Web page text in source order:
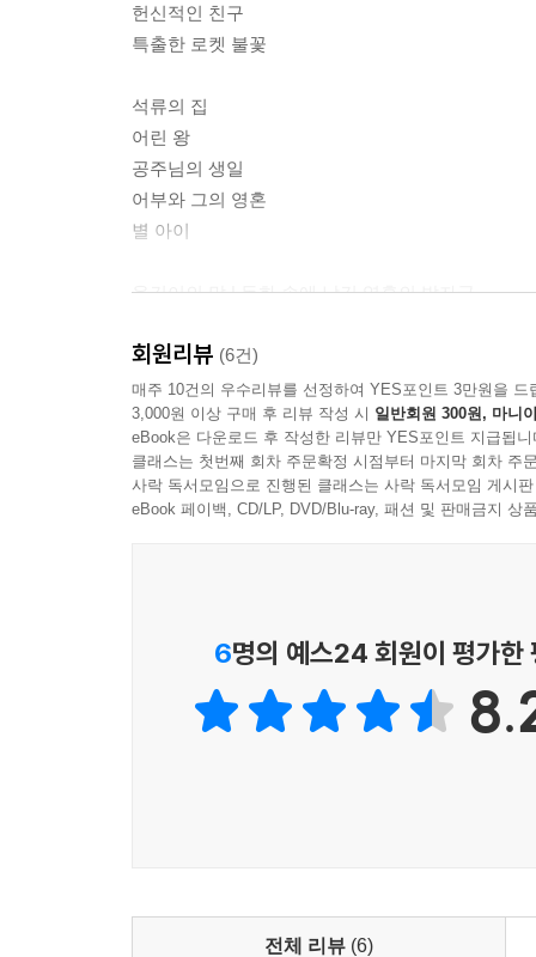
헌신적인 친구
특출한 로켓 불꽃
석류의 집
어린 왕
공주님의 생일
어부와 그의 영혼
별 아이
옮긴이의 말 | 동화 속에 남긴 영혼의 발자국
출판사 리뷰
화려하고도 고독한 삶을 살다 간 유미주의자 와일
굴곡진 삶 속에서 피어난 그의 동화를 다시 읽어야
오스카 와일드는 19세기와 20세기의 가교 역할을
하지만 이미 그 이전부터 이면에서는 불길한 비
소유자였던 앨프리드 더글러스와 만난 이후로
아버지가 와일드를 감옥에 넣는 사건으로 끔찍
비중을 차지하는 데다가, 그가 첫 문명(文名)을 얻
회원리뷰 (6건)
매주 10건의 우수리뷰를 선정하여 YES포인트 3만원을 드
3,000원 이상 구매 후 리뷰 작성 시 일반회원 300원, 마니
eBook은 다운로드 후 작성한 리뷰만 YES포인트 지급됩니
클래스는 첫번째 회차 주문확정 시점부터 마지막 회차 주
사락 독서모임으로 진행된 클래스는 사락 독서모임 게시
eBook 페이백, CD/LP, DVD/Blu-ray, 패션 및 판매금지 상
6명의 예스24 회원이 평가한
전체 리뷰 (6)